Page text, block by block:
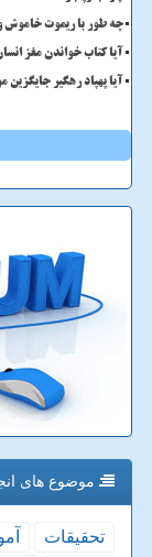
چه طور با ریموت خاموش
آیا کتاب خواندن مغز
آیا پهپاد رهگیر
موضوع های
تحقیقات